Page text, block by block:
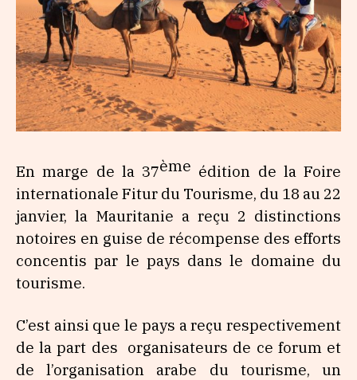
En marge de la 37ème édition de la Foire
internationale Fitur du Tourisme, du 18 au 22
janvier, la Mauritanie a reçu 2 distinctions
notoires en guise de récompense des efforts
concentis par le pays dans le domaine du
tourisme.
C’est ainsi que le pays a reçu respectivement
de la part des organisateurs de ce forum et
de l’organisation arabe du tourisme, un